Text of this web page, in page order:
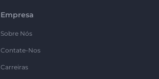
Empresa
Sobre Nós
Contate-Nos
Carreiras